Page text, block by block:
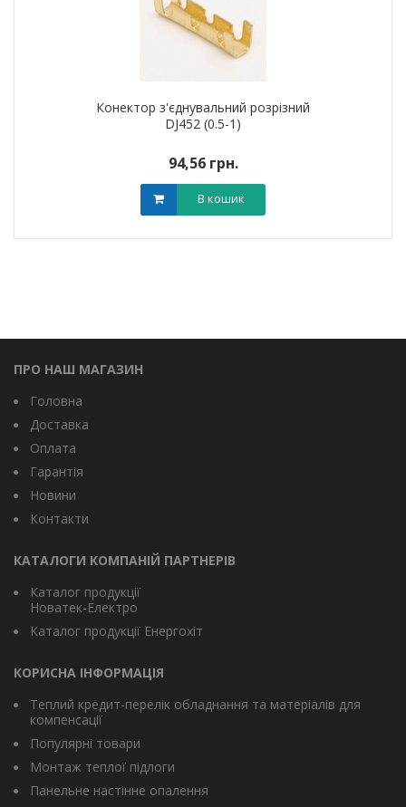
Конектор з'єднувальний розрізний
DJ452 (0.5-1)
94,56 грн.
В кошик
ПРО НАШ МАГАЗИН
Головна
Доставка
Оплата
Гарантія
Новини
Контакти
КАТАЛОГИ КОМПАНІЙ ПАРТНЕРІВ
Каталог продукції
Новатек-Електро
Каталог продукції Енергохіт
КОРИСНА ІНФОРМАЦІЯ
Теплий кредит-перелік обладнання та матеріалів для
компенсації
Популярні товари
Монтаж теплої підлоги
Панельне настінне опалення